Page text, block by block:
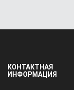
КОНТАКТНАЯ
ИНФОРМАЦИЯ